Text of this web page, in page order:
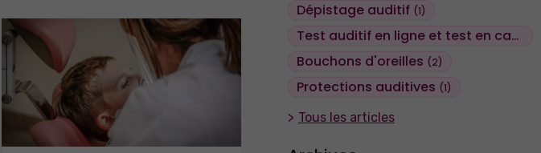
Dépistage auditif (1)
Test auditif en ligne et test en cabine
Bouchons d'oreilles (2)
Protections auditives (1)
Tous les articles